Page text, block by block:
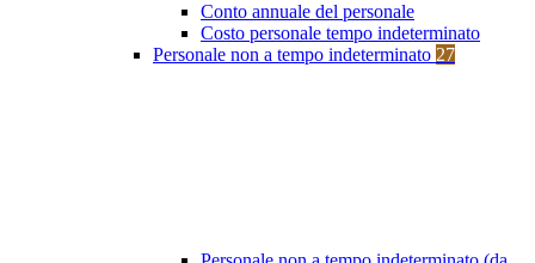
Conto annuale del personale
Costo personale tempo indeterminato
Personale non a tempo indeterminato 27